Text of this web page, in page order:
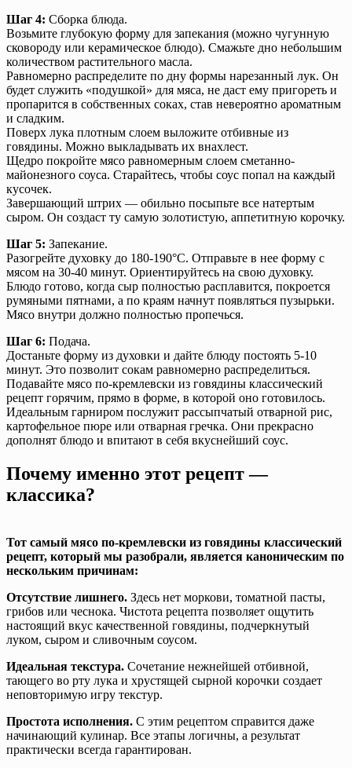
Шаг 4: Сборка блюда.
Возьмите глубокую форму для запекания (можно чугунную
сковороду или керамическое блюдо). Смажьте дно небольшим
количеством растительного масла.
Равномерно распределите по дну формы нарезанный лук. Он
будет служить «подушкой» для мяса, не даст ему пригореть и
пропарится в собственных соках, став невероятно ароматным
и сладким.
Поверх лука плотным слоем выложите отбивные из
говядины. Можно выкладывать их внахлест.
Щедро покройте мясо равномерным слоем сметанно-
майонезного соуса. Старайтесь, чтобы соус попал на каждый
кусочек.
Завершающий штрих — обильно посыпьте все натертым
сыром. Он создаст ту самую золотистую, аппетитную корочку.
Шаг 5: Запекание.
Разогрейте духовку до 180-190°C. Отправьте в нее форму с
мясом на 30-40 минут. Ориентируйтесь на свою духовку.
Блюдо готово, когда сыр полностью расплавится, покроется
румяными пятнами, а по краям начнут появляться пузырьки.
Мясо внутри должно полностью пропечься.
Шаг 6: Подача.
Достаньте форму из духовки и дайте блюду постоять 5-10
минут. Это позволит сокам равномерно распределиться.
Подавайте мясо по-кремлевски из говядины классический
рецепт горячим, прямо в форме, в которой оно готовилось.
Идеальным гарниром послужит рассыпчатый отварной рис,
картофельное пюре или отварная гречка. Они прекрасно
дополнят блюдо и впитают в себя вкуснейший соус.
Почему именно этот рецепт —
классика?
Тот самый мясо по-кремлевски из говядины классический
рецепт, который мы разобрали, является каноническим по
нескольким причинам:
Отсутствие лишнего. Здесь нет моркови, томатной пасты,
грибов или чеснока. Чистота рецепта позволяет ощутить
настоящий вкус качественной говядины, подчеркнутый
луком, сыром и сливочным соусом.
Идеальная текстура. Сочетание нежнейшей отбивной,
тающего во рту лука и хрустящей сырной корочки создает
неповторимую игру текстур.
Простота исполнения. С этим рецептом справится даже
начинающий кулинар. Все этапы логичны, а результат
практически всегда гарантирован.